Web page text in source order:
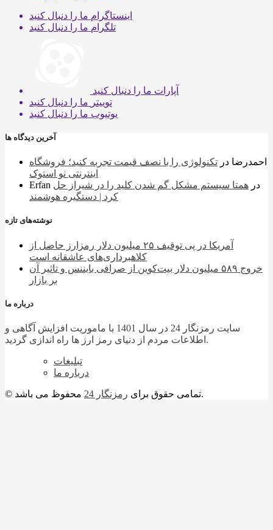
اینستاگرام ما را دنبال کنید
تلگرام ما را دنبال کنید
آپارات ما را دنبال کنید
توییتر ما را دنبال کنید
یوتیوب ما را دنبال کنید
آخرین دیدگاه ها
احمدرضا در تکنولوژی را با نصف قیمت تجربه کنید؛ فروشگاه
اینترنتی نو استوک
Erfan
در همتا سیستم مشکل گم شدن کلید را در شیراز حل
کرد | دستگیره هوشمند
نوشته‌های تازه
آمریکا در پی توقیف ۲۵ میلیون دلار رمزارز حاصل از
کلاهبرداری‌های عاشقانه است
خروج ۵۸۹ میلیون دلار بیت‌کوین از صرافی بایننس و تاثیر آن
بر بازار
درباره ما
سایت رمزنگار 24 در سال 1401 با ماموریت افزایش آگاهی و
اطلاعات مردم از دنیای رمز ارز ها راه اندازی گردید.
تبلیغات
درباره ما
© تمامی حقوق برای رمزنگار 24 محفوظ می باشد.